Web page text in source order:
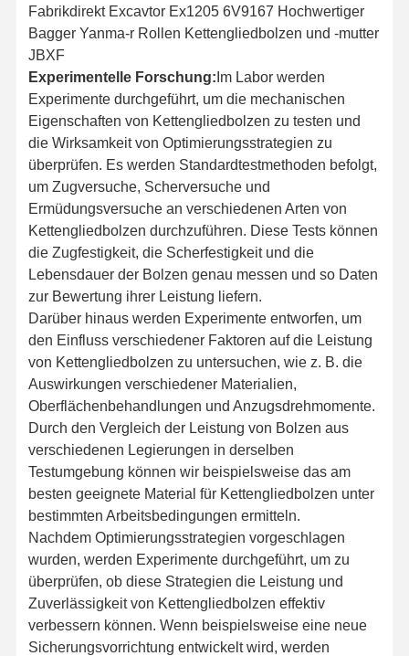
Heim Produkte Videos VR-Show
Über Uns
Werksbesicht
Igung
Qualitätskont
Rolle
Kontakt Mit
Uns
Nachrichten Fälle Blog
Bitte Um Ein
Angebot
Schraubschraubschraubschraubschraubschraubschraubschraubschraubschraubschraubschraubschraubschraubsc
Pflügelschrauber
Segment Bolt
Schraubenschraubschraubschraubschraub
Schraubenschraubschraubschraubschraubschraubschraubschraubschraubschraubschraubschraubschraubschraub
Schraubzahn-Schraubschrauber
Zähne-Block-Schraube
Fabrikdirekt Excavtor Ex1205 6V9167 Hochwertiger
Bagger Yanma-r Rollen Kettengliedbolzen und -mutter
JBXF
Experimentelle Forschung: Im Labor werden
Experimente durchgeführt, um die mechanischen
Eigenschaften von Kettengliedbolzen zu testen und
die Wirksamkeit von Optimierungsstrategien zu
überprüfen. Es werden Standardtestmethoden befolgt,
um Zugversuche, Scherversuche und
Ermüdungsversuche an verschiedenen Arten von
Kettengliedbolzen durchzuführen. Diese Tests können
die Zugfestigkeit, die Scherfestigkeit und die
Lebensdauer der Bolzen genau messen und so Daten
zur Bewertung ihrer Leistung liefern.
Darüber hinaus werden Experimente entworfen, um
den Einfluss verschiedener Faktoren auf die Leistung
von Kettengliedbolzen zu untersuchen, wie z. B. die
Auswirkungen verschiedener Materialien,
Oberflächenbehandlungen und Anzugsdrehmomente.
Durch den Vergleich der Leistung von Bolzen aus
verschiedenen Legierungen in derselben
Testumgebung können wir beispielsweise das am
besten geeignete Material für Kettengliedbolzen unter
bestimmten Arbeitsbedingungen ermitteln.
Nachdem Optimierungsstrategien vorgeschlagen
wurden, werden Experimente durchgeführt, um zu
überprüfen, ob diese Strategien die Leistung und
Zuverlässigkeit von Kettengliedbolzen effektiv
verbessern können. Wenn beispielsweise eine neue
Sicherungsvorrichtung entwickelt wird, werden